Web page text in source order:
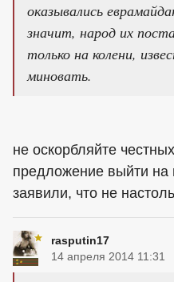
оказывались
значит, народ их
только на колени,
миновать.
не оскорбляйте
предложение выйти на
заявили, что не
rasputin17
14 апреля 2014 11:31